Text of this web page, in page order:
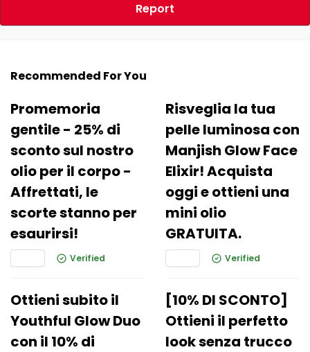
Report
Recommended For You
Promemoria
gentile - 25% di
sconto sul nostro
olio per il corpo -
Affrettati, le
scorte stanno per
esaurirsi!
Verified
Risveglia la tua
pelle luminosa con
Manjish Glow Face
Elixir! Acquista
oggi e ottieni una
mini olio
GRATUITA.
Verified
Ottieni subito il
Youthful Glow Duo
con il 10% di
[10% DI SCONTO]
Ottieni il perfetto
look senza trucco